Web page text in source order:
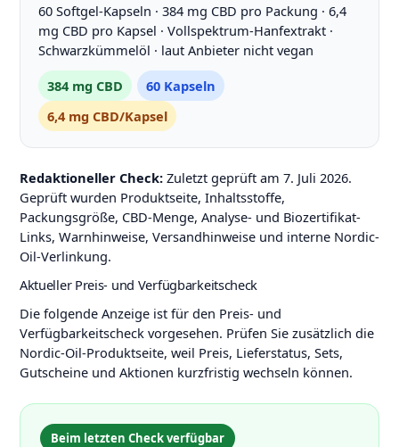
60 Softgel-Kapseln · 384 mg CBD pro Packung · 6,4
mg CBD pro Kapsel · Vollspektrum-Hanfextrakt ·
Schwarzkümmelöl · laut Anbieter nicht vegan
384 mg CBD
60 Kapseln
6,4 mg CBD/Kapsel
Redaktioneller Check:Zuletzt geprüft am 7. Juli 2026.
Geprüft wurden Produktseite, Inhaltsstoffe,
Packungsgröße, CBD-Menge, Analyse- und Biozertifikat-
Links, Warnhinweise, Versandhinweise und interne Nordic-
Oil-Verlinkung.
Aktueller Preis- und Verfügbarkeitscheck
Die folgende Anzeige ist für den Preis- und
Verfügbarkeitscheck vorgesehen. Prüfen Sie zusätzlich die
Nordic-Oil-Produktseite, weil Preis, Lieferstatus, Sets,
Gutscheine und Aktionen kurzfristig wechseln können.
Beim letzten Check verfügbar